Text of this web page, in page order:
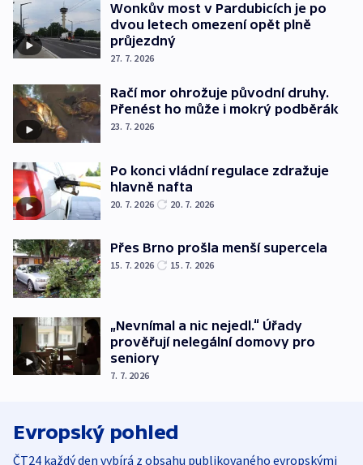
Wonkův most v Pardubicích je po
dvou letech omezení opět plně
průjezdný
27. 7. 2026
Račí mor ohrožuje původní druhy.
Přenést ho může i mokrý podběrák
23. 7. 2026
Po konci vládní regulace zdražuje
hlavně nafta
20. 7. 2026 20. 7. 2026
Přes Brno prošla menší supercela
15. 7. 2026 15. 7. 2026
„Nevnímal a nic nejedl.“ Úřady
prověřují nelegální domovy pro
seniory
7. 7. 2026
Evropský pohled
ČT24 každý den vybírá z obsahu publikovaného evropskými